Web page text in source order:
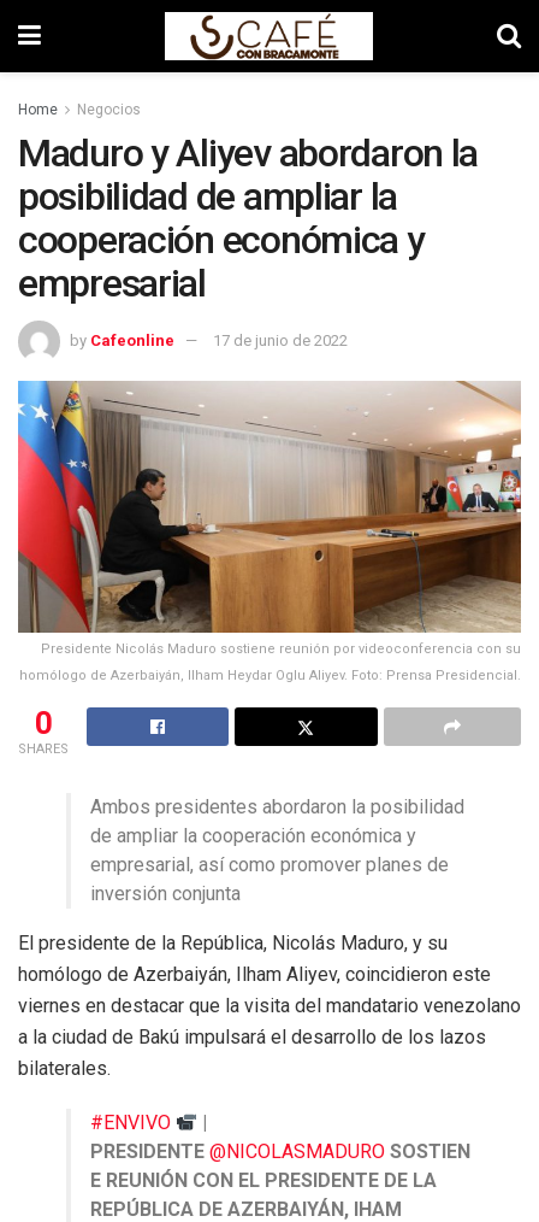
Home Negocios
Maduro y Aliyev abordaron la
posibilidad de ampliar la
cooperación económica y
empresarial
by Cafeonline 17 de junio de 2022
Presidente Nicolás Maduro sostiene reunión por videoconferencia con su
homólogo de Azerbaiyán, Ilham Heydar Oglu Aliyev. Foto: Prensa Presidencial.
0
SHARES
Ambos presidentes abordaron la posibilidad
de ampliar la cooperación económica y
empresarial, así como promover planes de
inversión conjunta
El presidente de la República, Nicolás Maduro, y su
homólogo de Azerbaiyán, Ilham Aliyev, coincidieron este
viernes en destacar que la visita del mandatario venezolano
a la ciudad de Bakú impulsará el desarrollo de los lazos
bilaterales.
#ENVIVO
|
PRESIDENTE @NICOLASMADURO SOSTIEN
E REUNIÓN CON EL PRESIDENTE DE LA
REPÚBLICA DE AZERBAIYÁN, IHAM